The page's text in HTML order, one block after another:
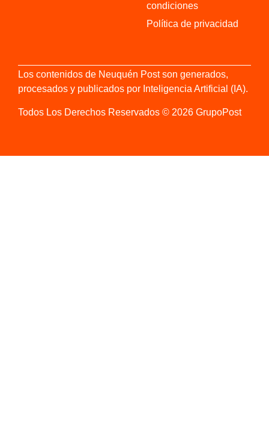
condiciones
Política de privacidad
Los contenidos de Neuquén Post son generados,
procesados y publicados por Inteligencia Artificial (IA).
Todos Los Derechos Reservados © 2026 GrupoPost